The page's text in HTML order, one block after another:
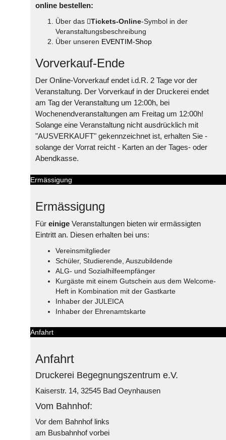
online bestellen:
Über das Tickets-Online-Symbol in der
Veranstaltungsbeschreibung
Über unseren EVENTIM-Shop
Vorverkauf-Ende
Der Online-Vorverkauf endet i.d.R. 2 Tage vor der
Veranstaltung. Der Vorverkauf in der Druckerei endet
am Tag der Veranstaltung um 12:00h, bei
Wochenendveranstaltungen am Freitag um 12:00h!
Solange eine Veranstaltung nicht ausdrücklich mit
"AUSVERKAUFT" gekennzeichnet ist, erhalten Sie -
solange der Vorrat reicht - Karten an der Tages- oder
Abendkasse.
Ermässigung
Ermässigung
Für einige Veranstaltungen bieten wir ermässigten
Eintritt an. Diesen erhalten bei uns:
Vereinsmitglieder
Schüler, Studierende, Auszubildende
ALG- und Sozialhilfeempfänger
Kurgäste mit einem Gutschein aus dem Welcome-
Heft in Kombination mit der Gastkarte
Inhaber der JULEICA
Inhaber der Ehrenamtskarte
Anfahrt
Anfahrt
Druckerei Begegnungszentrum e.V.
Kaiserstr. 14, 32545 Bad Oeynhausen
Vom Bahnhof:
Vor dem Bahnhof links
am Busbahnhof vorbei